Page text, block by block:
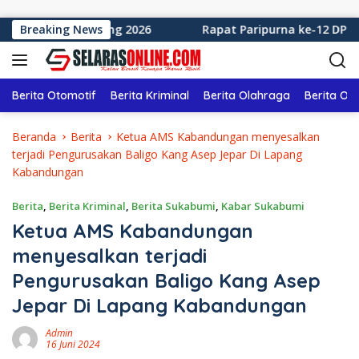
Breaking News
Sidang 2026 Rapat Paripurna ke-12 DPRD
Berita Otomotif Berita Kriminal Berita Olahraga Berita
Beranda Berita
Ketua AMS Kabandungan menyesalkan
terjadi Pengurusakan Baligo Kang Asep Jepar Di Lapang
Kabandungan
Berita, Berita Kriminal, Berita Sukabumi, Kabar Sukabumi
Ketua AMS Kabandungan
menyesalkan terjadi
Pengurusakan Baligo Kang Asep
Jepar Di Lapang Kabandungan
Admin
16 Juni 2024